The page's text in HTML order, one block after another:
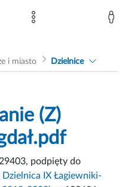
i miasto Dzielnice
(Z)
podpięty do
Dzielnica IX Łagiewniki-